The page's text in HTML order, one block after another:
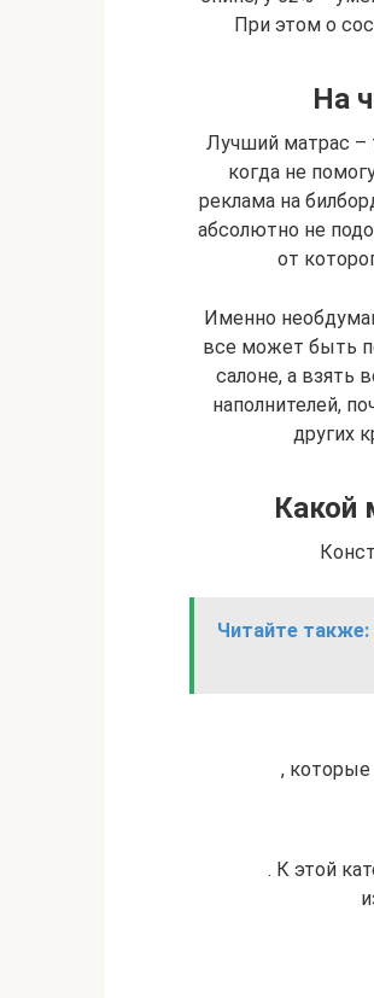
При этом о
На
Лучший матрас –
когда не
реклама на
абсолютно не
от
Именно
все может быть
салоне, а взять
наполнителей,
других
Какой
Читайте также:
, которые
. К этой